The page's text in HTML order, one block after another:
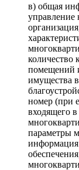
в) общая
управление
помещений
имущества
номер (при
входящего
параметры
информация